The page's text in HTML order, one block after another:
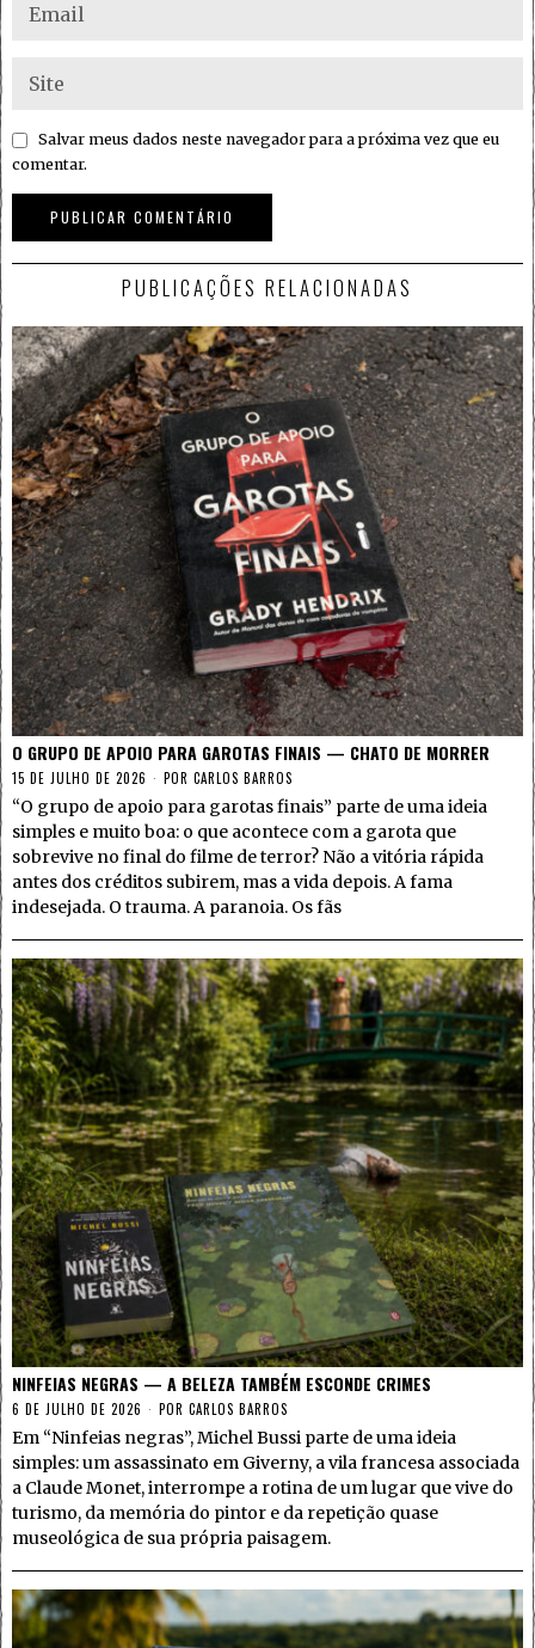
Salvar meus dados neste navegador para a próxima vez que eu
comentar.
PUBLICAÇÕES RELACIONADAS
O GRUPO DE APOIO PARA GAROTAS FINAIS — CHATO DE MORRER
15 DE JULHO DE 2026 POR CARLOS BARROS
“O grupo de apoio para garotas finais” parte de uma ideia
simples e muito boa: o que acontece com a garota que
sobrevive no final do filme de terror? Não a vitória rápida
antes dos créditos subirem, mas a vida depois. A fama
indesejada. O trauma. A paranoia. Os fãs
NINFEIAS NEGRAS — A BELEZA TAMBÉM ESCONDE CRIMES
6 DE JULHO DE 2026 POR CARLOS BARROS
Em “Ninfeias negras”, Michel Bussi parte de uma ideia
simples: um assassinato em Giverny, a vila francesa associada
a Claude Monet, interrompe a rotina de um lugar que vive do
turismo, da memória do pintor e da repetição quase
museológica de sua própria paisagem.